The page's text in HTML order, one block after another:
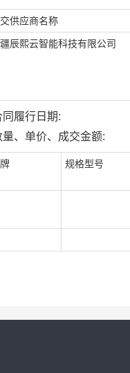
供应商名称
辰熙云智能科技有限公司
履行日期:
、单价、成交金额:
规格型号